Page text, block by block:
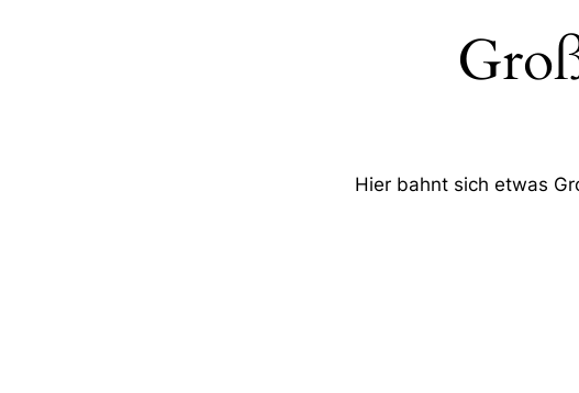
Hier bahnt sich etwas